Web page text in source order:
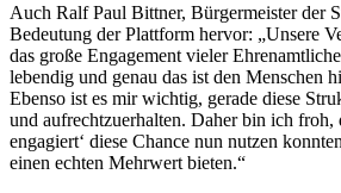
Auch Ralf Paul Bittner, Bürgermeister der
Bedeutung der Plattform hervor: „Unsere
das große Engagement vieler
lebendig und genau das ist den Menschen
Ebenso ist es mir wichtig, gerade diese
und aufrechtzuerhalten. Daher bin ich froh,
engagiert‘ diese Chance nun nutzen
einen echten Mehrwert bieten.“